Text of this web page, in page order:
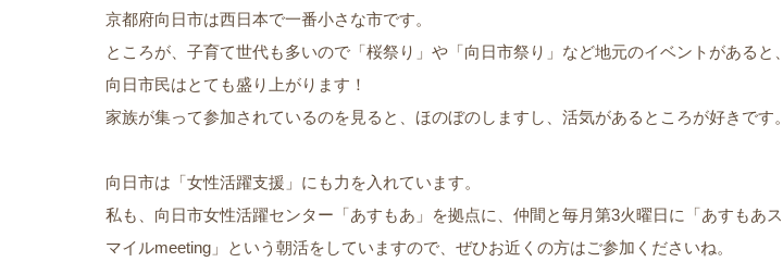
京都府向日市は西日本で一番小さな市です。
ところが、子育て世代も多いので「桜祭り」や「向日市祭り」など地元のイベントがあると、
向日市民はとても盛り上がります！
家族が集って参加されているのを見ると、ほのぼのしますし、活気があるところが好きです。
向日市は「女性活躍支援」にも力を入れています。
私も、向日市女性活躍センター「あすもあ」を拠点に、仲間と毎月第3火曜日に「あすもあス
マイルmeeting」という朝活をしていますので、ぜひお近くの方はご参加くださいね。